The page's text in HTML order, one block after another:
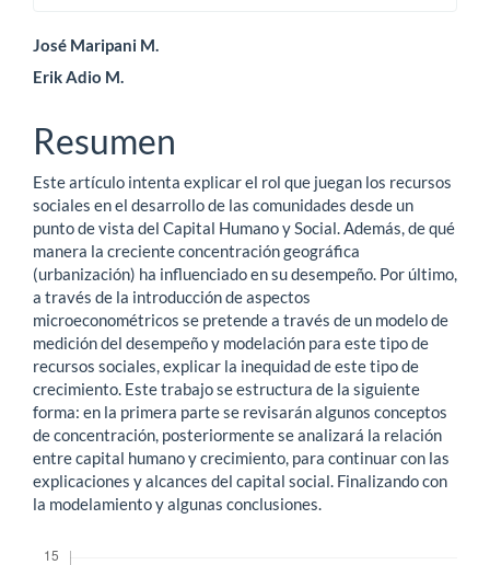
Contenido
principal
del
artículo
José Maripani M.
Erik Adio M.
Resumen
Este artículo intenta explicar el rol que juegan los recursos
sociales en el desarrollo de las comunidades desde un
punto de vista del Capital Humano y Social. Además, de qué
manera la creciente concentración geográfica
(urbanización) ha influenciado en su desempeño. Por último,
a través de la introducción de aspectos
microeconométricos se pretende a través de un modelo de
medición del desempeño y modelación para este tipo de
recursos sociales, explicar la inequidad de este tipo de
crecimiento. Este trabajo se estructura de la siguiente
forma: en la primera parte se revisarán algunos conceptos
de concentración, posteriormente se analizará la relación
entre capital humano y crecimiento, para continuar con las
explicaciones y alcances del capital social. Finalizando con
la modelamiento y algunas conclusiones.